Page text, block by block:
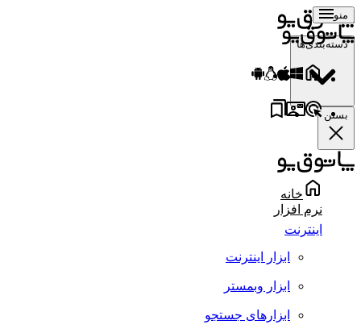
منو
دسته‌بندی‌ها
بستن
خانه
نرم افزار
اینترنت
ابزار اینترنت
ابزار وبمستر
ابزارهای جستجو